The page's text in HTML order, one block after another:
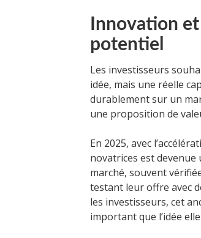
Innovation
potentiel
Les investisseurs
idée, mais une réelle
durablement sur un
une proposition de
En 2025, avec
novatrices est devenue
marché, souvent
testant leur offre avec
les investisseurs, cet
important que l’idée